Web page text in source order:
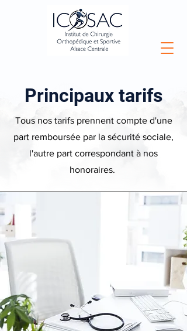
Principaux tarifs
Tous nos tarifs prennent compte d'une
part remboursée par la sécurité sociale,
l'autre part correspondant à nos
honoraires.